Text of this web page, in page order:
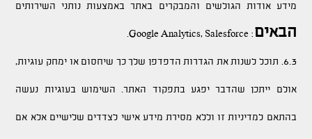
מידע אודות הגולשים והמבקרים באתר באמצעות נותני השירותים
הבאים : Google Analytics, Salesforce.
6.3. תוכל לשנות את הגדרות הדפדפן שלך כך שיחסום או ימחק עוגיות,
אולם ייתכן שהדבר יפגע בתפקוד האתר. השימוש בעוגיות נעשה
בהתאם למדיניות זו וללא מסירת מידע אישי לצדדים שלישיים אלא אם